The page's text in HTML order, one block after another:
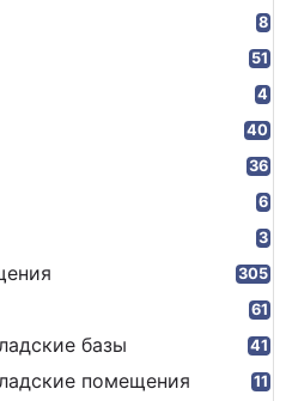
8
51
4
40
36
6
3
305
61
базы 41
помещения 11